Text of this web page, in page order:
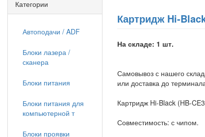
Картридж Hi-
На складе: 1 шт.
Самовывоз с нашего
или доставка до
Картридж Hi-Black (HB-
Совместимость: с чипом.
Категории
Автоподачи / ADF
Блоки лазера /
сканера
Блоки питания
Блоки питания для
компьютерной т
Блоки проявки